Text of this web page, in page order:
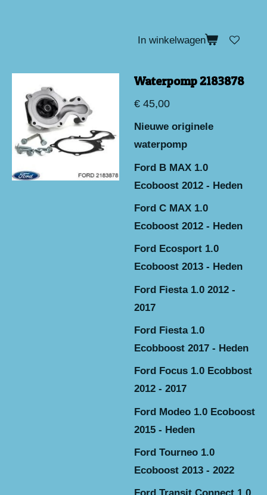
In winkelwagen
Waterpomp 2183878
€ 45,00
Nieuwe originele
waterpomp
Ford B MAX 1.0
Ecoboost 2012 - Heden
Ford C MAX 1.0
Ecoboost 2012 - Heden
Ford Ecosport 1.0
Ecoboost 2013 - Heden
Ford Fiesta 1.0 2012 -
2017
Ford Fiesta 1.0
Ecobboost 2017 - Heden
Ford Focus 1.0 Ecobbost
2012 - 2017
Ford Modeo 1.0 Ecoboost
2015 - Heden
Ford Tourneo 1.0
Ecoboost 2013 - 2022